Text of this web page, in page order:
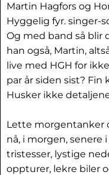
Martin Hagfors og
Hyggelig fyr. singer-
Og med band så blir
han også, Martin,
live med HGH for
par år siden sist?
Husker ikke
Lette morgentanker
nå, i morgen, senere
tristesser, lystige
oppturer, lekre biler